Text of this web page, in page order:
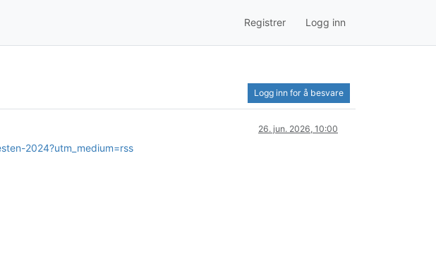
Registrer Logg inn
Logg inn for å besvare
26. jun. 2026, 10:00
2024?utm_medium=rss